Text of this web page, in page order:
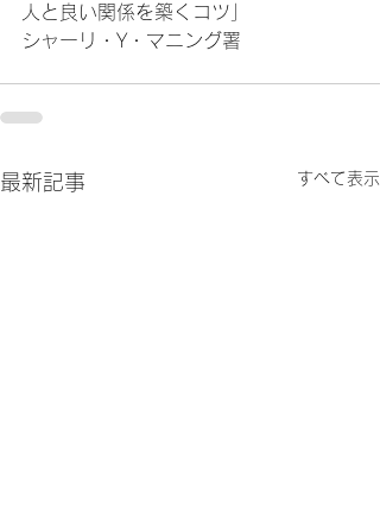
人と良い関係を築くコツ」
シャーリ・Y・マニング署
最新記事 すべて表示